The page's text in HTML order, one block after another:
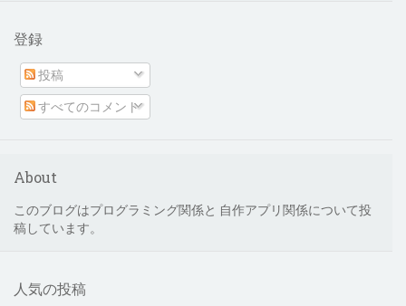
登録
投稿
すべてのコメント
About
このブログはプログラミング関係と 自作アプリ関係について投
稿しています。
人気の投稿